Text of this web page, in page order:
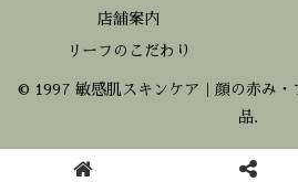
店舗案内
リーフのこだわり
© 1997 敏感肌スキンケア｜顔の赤み・
品.